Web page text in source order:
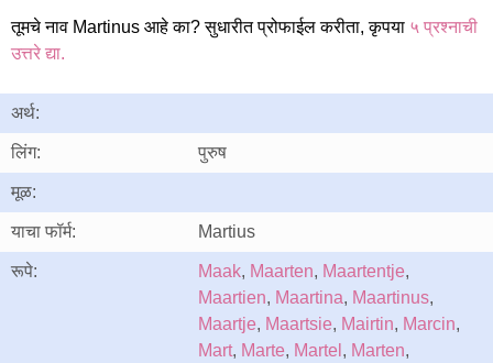
तूमचे नाव Martinus आहे का? सुधारीत प्रोफाईल करीता, कृपया ५ प्रश्नाची
उत्तरे द्या.
अर्थ:
लिंग: पुरुष
मूळ:
याचा फॉर्म: Martius
रूपे: Maak, Maarten, Maartentje,
Maartien, Maartina, Maartinus,
Maartje, Maartsie, Mairtin, Marcin,
Mart, Marte, Martel , Marten,